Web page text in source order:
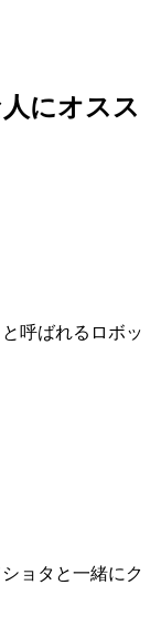
にオスス
呼ばれるロボッ
ョタと一緒にク